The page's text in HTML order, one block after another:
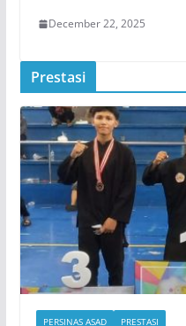
December 22, 2025
Prestasi
PERSINAS ASAD PRESTASI